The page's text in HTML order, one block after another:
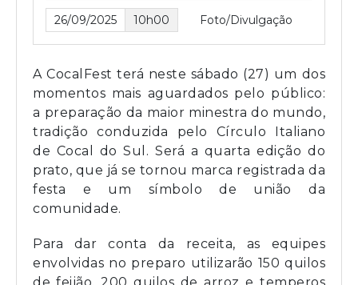
26/09/2025 10h00 Foto/Divulgação
A CocalFest terá neste sábado (27) um dos
momentos mais aguardados pelo público:
a preparação da maior minestra do mundo,
tradição conduzida pelo Círculo Italiano
de Cocal do Sul. Será a quarta edição do
prato, que já se tornou marca registrada da
festa e um símbolo de união da
comunidade.
Para dar conta da receita, as equipes
envolvidas no preparo utilizarão 150 quilos
de feijão, 200 quilos de arroz e temperos